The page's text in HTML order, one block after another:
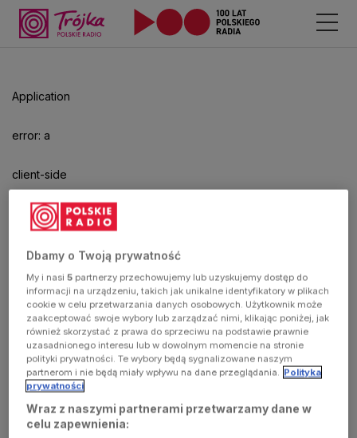
Application
error: a
client-side
exception
has
occurred
(see the
browser
console for
aby
odtwarzać.
Dbamy o Twoją prywatność
My i nasi5 partnerzy przechowujemy lub uzyskujemy dostęp do
informacji na urządzeniu, takich jak unikalne identyfikatory w plikach
cookie w celu przetwarzania danych osobowych. Użytkownik może
zaakceptować swoje wybory lub zarządzać nimi, klikając poniżej, jak
również skorzystać z prawa do sprzeciwu na podstawie prawnie
uzasadnionego interesu lub w dowolnym momencie na stronie
polityki prywatności. Te wybory będą sygnalizowane naszym
partnerom i nie będą miały wpływu na dane przeglądania. Polityka
prywatności
Wraz z naszymi partnerami przetwarzamy dane w
celu zapewnienia: